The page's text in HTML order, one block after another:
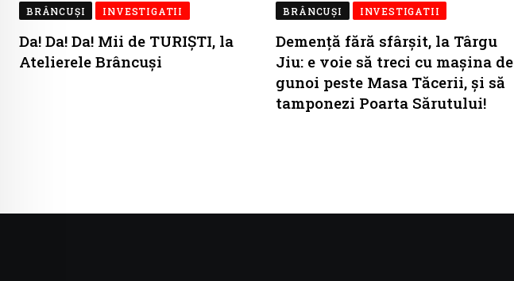
BRÂNCUŞI INVESTIGATII
Da! Da! Da! Mii de TURIȘTI, la
Atelierele Brâncuși
BRÂNCUŞI INVESTIGATII
Demență fără sfârșit, la Târgu
Jiu: e voie să treci cu mașina de
gunoi peste Masa Tăcerii, și să
tamponezi Poarta Sărutului!